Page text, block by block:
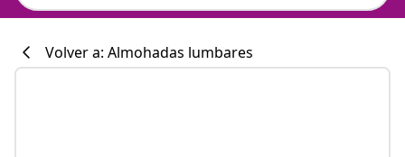
Volver a: Almohadas lumbares